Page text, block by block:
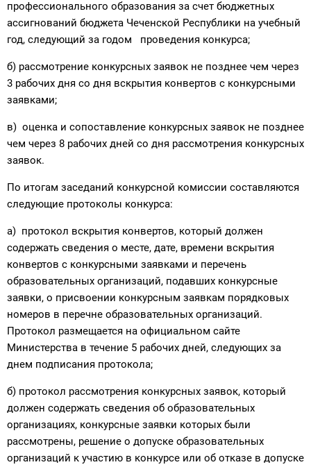
профессионального образования за счет бюджетных
ассигнований бюджета Чеченской Республики на учебный
год, следующий за годом проведения конкурса;
б) рассмотрение конкурсных заявок не позднее чем через
3 рабочих дня со дня вскрытия конвертов с конкурсными
заявками;
в) оценка и сопоставление конкурсных заявок не позднее
чем через 8 рабо­чих дней со дня рассмотрения конкурсных
заявок.
По итогам заседаний конкурсной комиссии составляются
следующие протоколы конкурса:
а) протокол вскрытия конвертов, который должен
содержать сведения о месте, дате, времени вскрытия
конвертов с конкурсными заявками и перечень
образовательных организаций, подавших конкурсные
заявки, о присвоении конкурсным заявкам порядковых
номеров в перечне образовательных организаций.
Протокол размещается на официальном сайте
Министерства в течение 5 рабочих дней, следующих за
днем подписания протокола;
б) протокол рассмотрения конкурсных заявок, который
должен содержать сведения об образовательных
организациях, конкурсные заявки которых были
рассмотрены, решение о допуске образовательных
организаций к участию в конкурсе или об отказе в допуске